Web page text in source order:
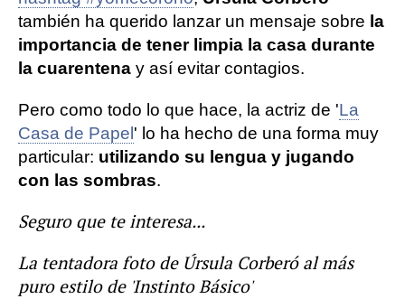
también ha querido lanzar un mensaje sobre la
importancia de tener limpia la casa durante
la cuarentena y así evitar contagios.
Pero como todo lo que hace, la actriz de 'La
Casa de Papel ' lo ha hecho de una forma muy
particular: utilizando su lengua y jugando
con las sombras.
Seguro que te interesa...
La tentadora foto de Úrsula Corberó al más
puro estilo de 'Instinto Básico'